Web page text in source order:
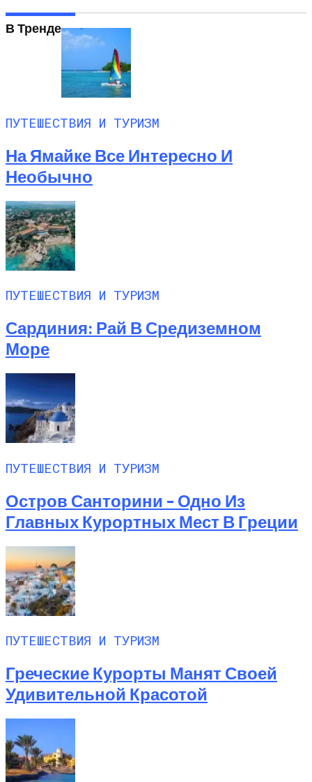
Листьях Смородины
В Тренде
ПУТЕШЕСТВИЯ И ТУРИЗМ
На Ямайке Все Интересно И
Необычно
ПУТЕШЕСТВИЯ И ТУРИЗМ
Сардиния: Рай В Средиземном
Море
ПУТЕШЕСТВИЯ И ТУРИЗМ
Остров Санторини – Одно Из
Главных Курортных Мест В Греции
ПУТЕШЕСТВИЯ И ТУРИЗМ
Греческие Курорты Манят Своей
Удивительной Красотой